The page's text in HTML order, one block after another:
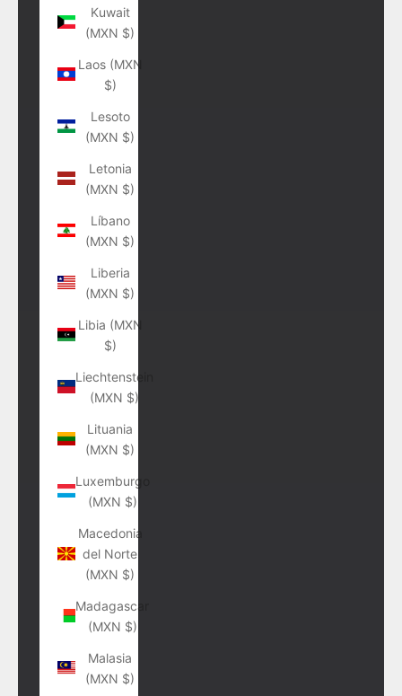
Kuwait
(MXN $)
Laos (MXN
$)
Lesoto
(MXN $)
Letonia
(MXN $)
Líbano
(MXN $)
Liberia
(MXN $)
Libia (MXN
$)
Liechtenstein
(MXN $)
Lituania
(MXN $)
Luxemburgo
(MXN $)
Macedonia
del Norte
(MXN $)
Madagascar
(MXN $)
Malasia
(MXN $)